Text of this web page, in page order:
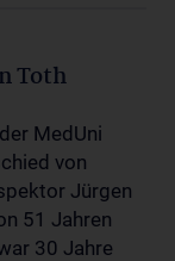
Toth
MedUni
von
Jürgen
51 Jahren
30 Jahre